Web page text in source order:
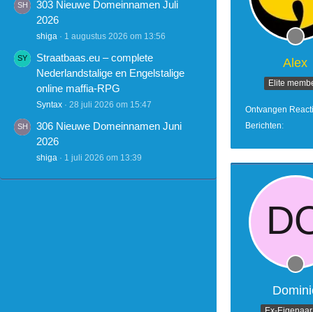
303 Nieuwe Domeinnamen Juli
2026
shiga 1 augustus 2026 om 13:56
Straatbaas.eu – complete
Nederlandstalige en Engelstalige
online maffia-RPG
Syntax 28 juli 2026 om 15:47
306 Nieuwe Domeinnamen Juni
2026
shiga 1 juli 2026 om 13:39
Alex
Elite
Ontvangen
Berichten